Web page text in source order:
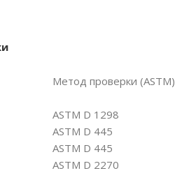
Метод проверки (ASTM)
ASTM D 1298
ASTM D 445
ASTM D 445
ASTM D 2270